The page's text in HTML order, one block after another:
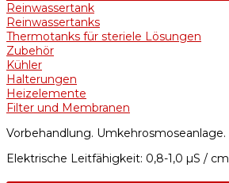
Reinwassertank
Reinwassertanks
Thermotanks für steriele Lösungen
Zubehör
Kühler
Halterungen
Heizelemente
Filter und Membranen
Vorbehandlung. Umkehrosmoseanlage.
Elektrische Leitfähigkeit: 0,8-1,0 µS / cm